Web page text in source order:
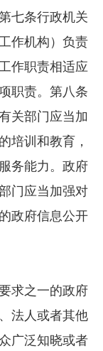
七条行政机关
作机构）负责
作职责相适应
职责。第八条
关部门应当加
培训和教育，
务能力。政府
门应当加强对
政府信息公开
求之一的政府
法人或者其他
广泛知晓或者